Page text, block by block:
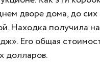
дворе дома, до
Находка получила
Его общая
долларов.